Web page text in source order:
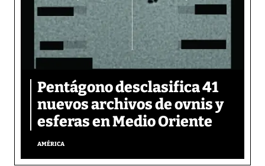
Pentágono desclasifica 41
nuevos archivos de ovnis y
esferas en Medio Oriente
AMÉRICA